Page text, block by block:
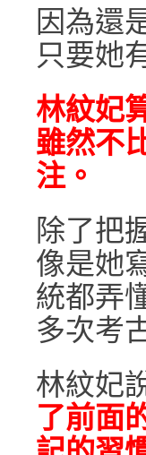
因為還
只要她
林紋妃
雖然不
注。
除了把
像是她
統都弄
多次考
林紋妃
了前面